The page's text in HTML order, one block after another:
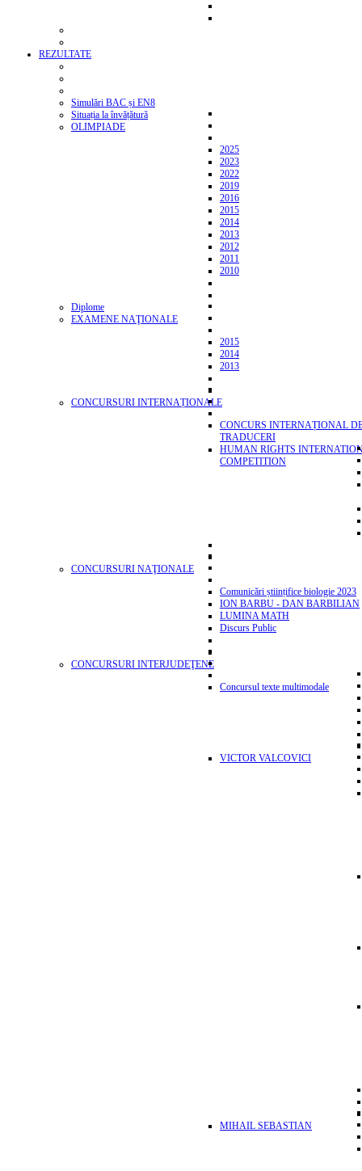
REZULTATE
Simulări BAC și EN8
Situația la învățătură
OLIMPIADE
2025
2023
2022
2019
2016
2015
2014
2013
2012
2011
2010
Diplome
EXAMENE NAŢIONALE
2015
2014
2013
CONCURSURI INTERNAȚIONALE
CONCURS INTERNAȚIONAL
TRADUCERI
HUMAN RIGHTS
COMPETITION
CONCURSURI NAŢIONALE
Comunicări științifice biologie 2023
ION BARBU - DAN BARBILIAN
LUMINA MATH
Discurs Public
CONCURSURI INTERJUDEŢENE
Concursul texte multimodale
VICTOR VALCOVICI
MIHAIL SEBASTIAN